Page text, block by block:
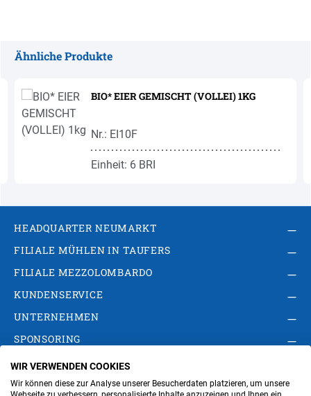
Ähnliche Produkte
BIO* EIER GEMISCHT (VOLLEI) 1KG
Nr.: EI10F
Einheit: 6 BRI
HEADQUARTER NEUMARKT
FILIALE MÜHLEN IN TAUFERS
FILIALE MEZZOLOMBARDO
KUNDENSERVICE
UNTERNEHMEN
SPONSORING
AGB Privacy Policy
Impressum
Cookie-Einstellungen ändern
Verwaltung
WIR VERWENDEN COOKIES
Wir können diese zur Analyse unserer Besucherdaten platzieren, um unsere